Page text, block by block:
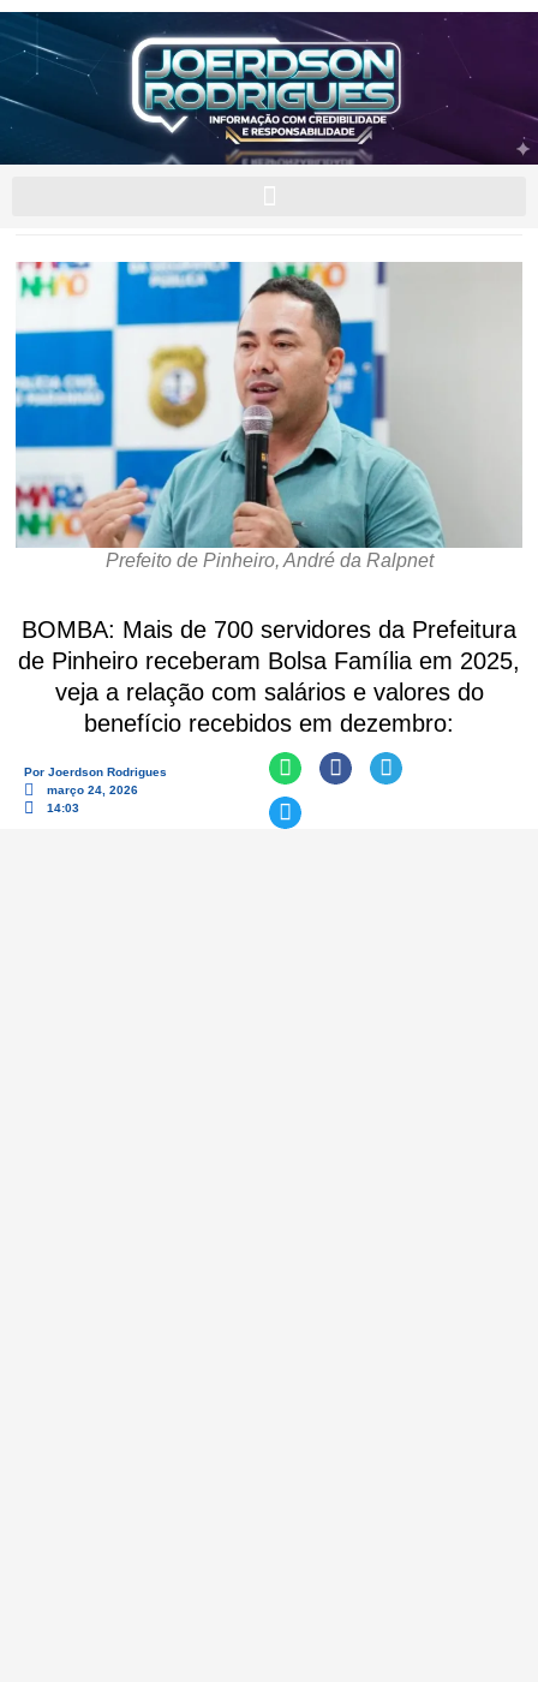
Prefeito de Pinheiro, André da Ralpnet
BOMBA: Mais de 700 servidores da Prefeitura
de Pinheiro receberam Bolsa Família em 2025,
veja a relação com salários e valores do
benefício recebidos em dezembro:
Por Joerdson Rodrigues
março 24, 2026
14:03